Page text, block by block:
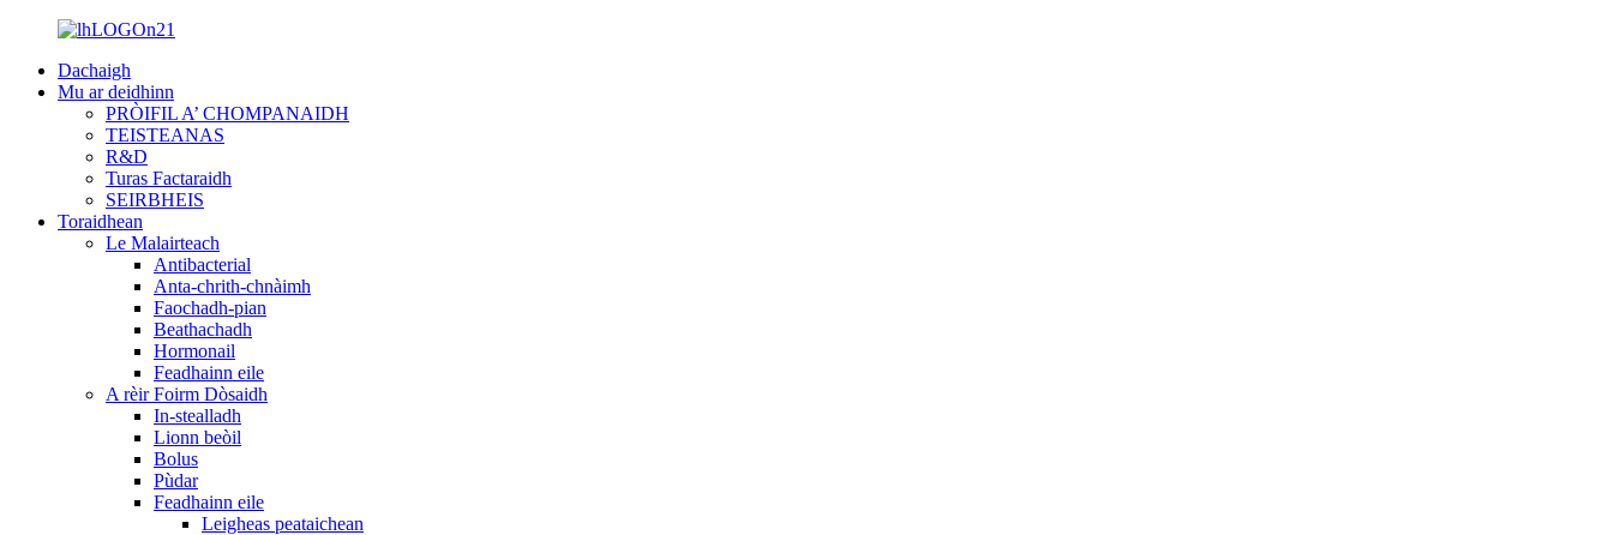
Dachaigh
Mu ar deidhinn
PRÒIFIL A’ CHOMPANAIDH
TEISTEANAS
R&D
Turas Factaraidh
SEIRBHEIS
Toraidhean
Le Malairteach
Antibacterial
Anta-chrith-chnàimh
Faochadh-pian
Beathachadh
Hormonail
Feadhainn eile
A rèir Foirm Dòsaidh
In-stealladh
Lionn beòil
Bolus
Pùdar
Feadhainn eile
Leigheas peataichean